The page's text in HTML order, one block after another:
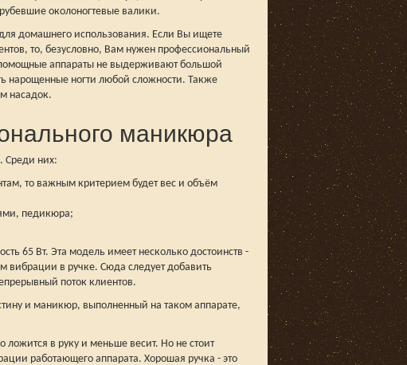
околоногтевые валики.
домашнего использования. Если Вы ищете
то, безусловно, Вам нужен профессиональный
аппараты не выдерживают большой
нарощенные ногти любой сложности. Также
насадок.
маникюра
Среди них:
то важным критерием будет вес и объём
педикюра;
65 Вт. Эта модель имеет несколько достоинств -
вибрации в ручке. Сюда следует добавить
поток клиентов.
и маникюр, выполненный на таком аппарате,
ложится в руку и меньше весит. Но не стоит
работающего аппарата. Хорошая ручка - это